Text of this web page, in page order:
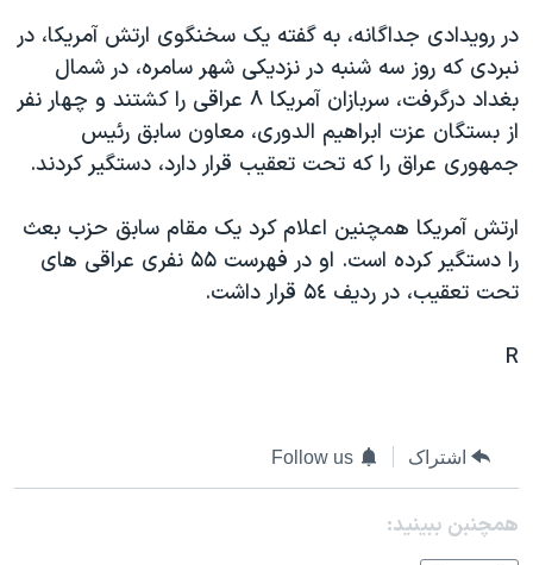
حقوق شهروندی
اقتصادی
علم و فناوری
اسرائیل در جنگ
آرشیو پخش زنده
انتخابات ریاست جمهوری آمریکا ۲۰۲۴
حمله جمهوری اسلامی به اسرائیل
رمز مهسا
ورزش زنان در ایران
مجموعه مستندهای دادخواهی
تریبونال مردمی آبان ۹۸
اعتراضات مردمی آبان ۹۸
زبانهای مختلف
در رويدادی جداگانه، به گفته يک سخنگوی ارتش آمريکا، در
نبردی که روز سه شنبه در نزديکی شهر سامره، در شمال
بغداد درگرفت، سربازان آمريکا ٨ عراقی را کشتند و چهار نفر
از بستگان عزت ابراهيم الدوری، معاون سابق رئيس
جمهوری عراق را که تحت تعقيب قرار دارد، دستگير کردند.
ارتش آمريکا همچنين اعلام کرد يک مقام سابق حزب بعث
را دستگير کرده است. او در فهرست ۵۵ نفری عراقی های
تحت تعقيب، در رديف ۵٤ قرار داشت.
R
اشتراک Follow us
همچنبن ببینید: